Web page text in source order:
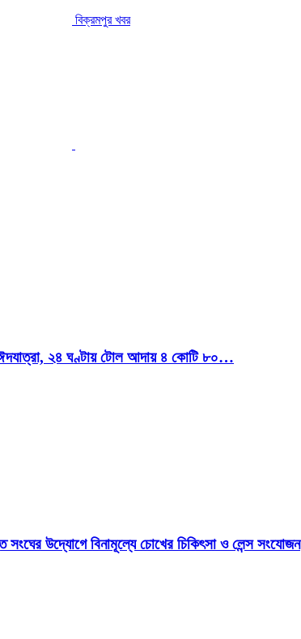
বিক্রমপুর খবর
ঈদযাত্রা, ২৪ ঘণ্টায় টোল আদায় ৪ কোটি ৮০…
সংঘের উদ্যোগে বিনামূল্যে চোখের চিকিৎসা ও লেন্স সংযোজন